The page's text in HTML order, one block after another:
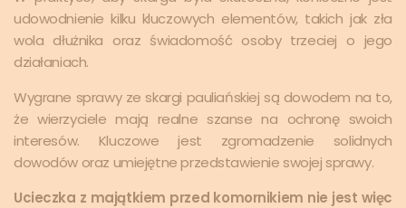
udowodnienie kilku kluczowych elementów, takich jak zła
wola dłużnika oraz świadomość osoby trzeciej o jego
działaniach.
Wygrane sprawy ze skargi pauliańskiej są dowodem na to,
że wierzyciele mają realne szanse na ochronę swoich
interesów. Kluczowe jest zgromadzenie solidnych
dowodów oraz umiejętne przedstawienie swojej sprawy.
Ucieczka z majątkiem przed komornikiem nie jest więc